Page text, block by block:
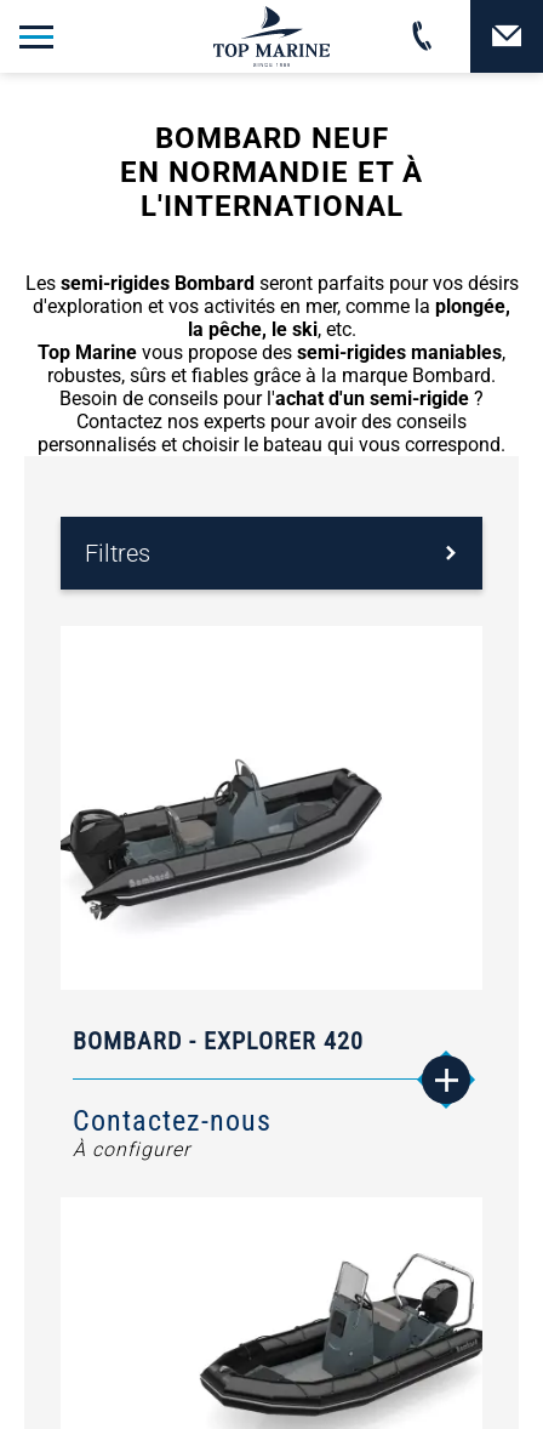
BOMBARD NEUF
EN NORMANDIE ET À
L'INTERNATIONAL
Lessemi-rigides Bombardseront parfaits pour vos désirs
d'exploration et vos activités en mer, comme la plongée,
la pêche, le ski, etc.
Top Marine vous propose des semi-rigides maniables,
robustes, sûrs et fiables grâce à la marque Bombard.
Besoin de conseils pour l'achat d'un semi-rigide ?
Contactez nos experts pour avoir des conseils
personnalisés et choisir le bateau qui vous correspond.
Filtres
BOMBARD - EXPLORER 420
Contactez-nous
À configurer